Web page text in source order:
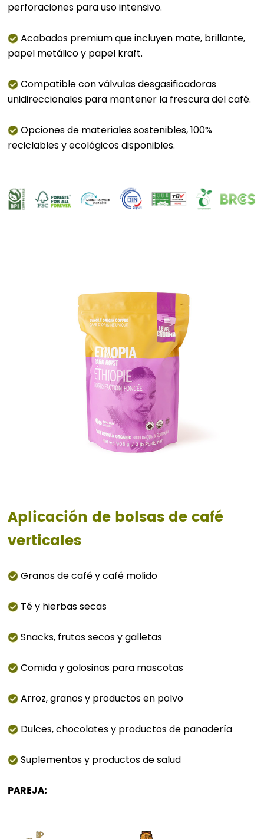
perforaciones para uso intensivo.
Acabados premium que incluyen mate, brillante,
papel metálico y papel kraft.
Compatible con válvulas desgasificadoras
unidireccionales para mantener la frescura del café.
Opciones de materiales sostenibles, 100%
reciclables y ecológicos disponibles.
Aplicación de bolsas de café
verticales
Granos de café y café molido
Té y hierbas secas
Snacks, frutos secos y galletas
Comida y golosinas para mascotas
Arroz, granos y productos en polvo
Dulces, chocolates y productos de panadería
Suplementos y productos de salud
PAREJA: